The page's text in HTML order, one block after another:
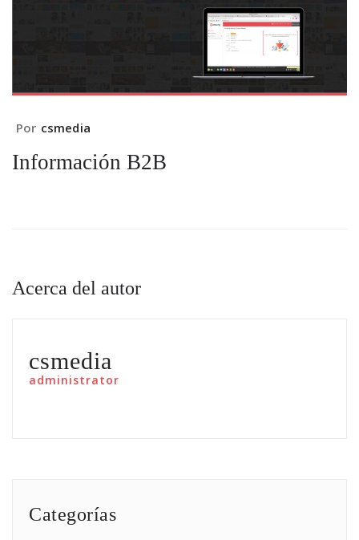
Por csmedia
Información B2B
Acerca del autor
csmedia
administrator
Categorías